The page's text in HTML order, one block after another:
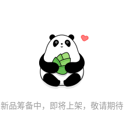
新品筹备中，即将上架，敬请期待